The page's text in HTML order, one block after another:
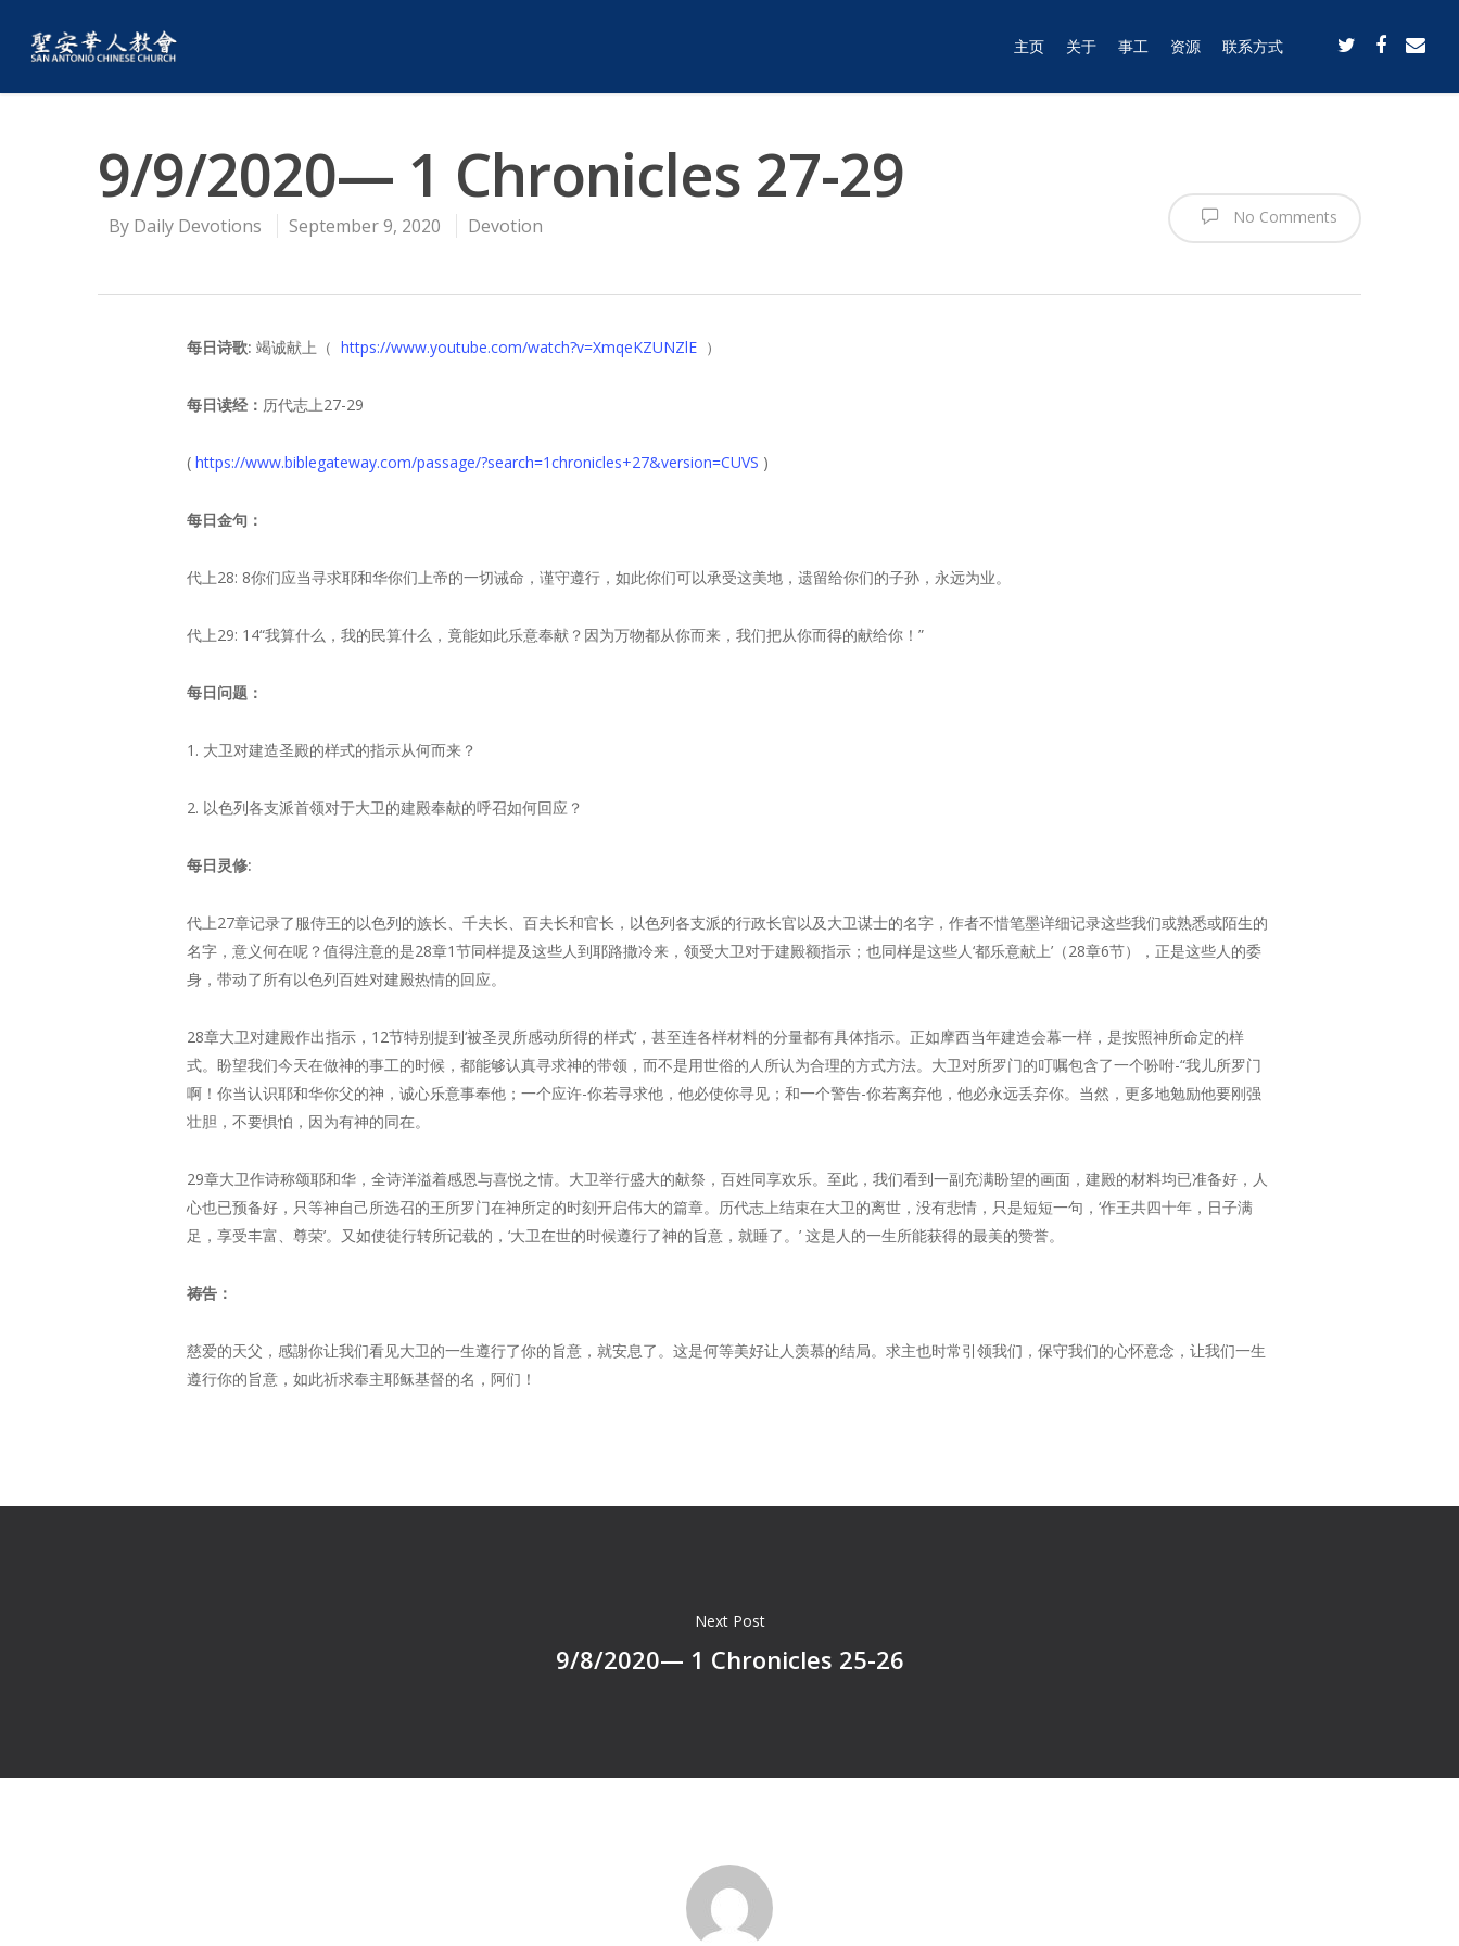
主页 关于 事工 资源 联系方式
9/9/2020— 1 Chronicles 27-29
By Daily Devotions September 9, 2020 Devotion No Comments
每日诗歌: 竭诚献上（ https://www.youtube.com/watch?v=XmqeKZUNZlE ）
每日读经： 历代志上27-29
( https://www.biblegateway.com/passage/?search=1chronicles+27&version=CUVS )
每日金句：
代上28: 8你们应当寻求耶和华你们上帝的一切诫命，谨守遵行，如此你们可以承受这美地，遗留给你们的子孙，永远为业。
代上29: 14“我算什么，我的民算什么，竟能如此乐意奉献？因为万物都从你而来，我们把从你而得的献给你！”
每日问题：
1. 大卫对建造圣殿的样式的指示从何而来？
2. 以色列各支派首领对于大卫的建殿奉献的呼召如何回应？
每日灵修:
代上27章记录了服侍王的以色列的族长、千夫长、百夫长和官长，以色列各支派的行政长官以及大卫谋士的名字，作者不惜笔墨详细记录这些我们或熟悉或陌生的
名字，意义何在呢？值得注意的是28章1节同样提及这些人到耶路撒冷来，领受大卫对于建殿额指示；也同样是这些人‘都乐意献上’（28章6节），正是这些人的委
身，带动了所有以色列百姓对建殿热情的回应。
28章大卫对建殿作出指示，12节特别提到‘被圣灵所感动所得的样式’，甚至连各样材料的分量都有具体指示。正如摩西当年建造会幕一样，是按照神所命定的样
式。盼望我们今天在做神的事工的时候，都能够认真寻求神的带领，而不是用世俗的人所认为合理的方式方法。大卫对所罗门的叮嘱包含了一个吩咐-“我儿所罗门
啊！你当认识耶和华你父的神，诚心乐意事奉他；一个应许-你若寻求他，他必使你寻见；和一个警告-你若离弃他，他必永远丢弃你。当然，更多地勉励他要刚强
壮胆，不要惧怕，因为有神的同在。
29章大卫作诗称颂耶和华，全诗洋溢着感恩与喜悦之情。大卫举行盛大的献祭，百姓同享欢乐。至此，我们看到一副充满盼望的画面，建殿的材料均已准备好，人
心也已预备好，只等神自己所选召的王所罗门在神所定的时刻开启伟大的篇章。历代志上结束在大卫的离世，没有悲情，只是短短一句，‘作王共四十年，日子满
足，享受丰富、尊荣’。又如使徒行转所记载的，‘大卫在世的时候遵行了神的旨意，就睡了。’ 这是人的一生所能获得的最美的赞誉。
祷告：
慈爱的天父，感謝你让我们看见大卫的一生遵行了你的旨意，就安息了。这是何等美好让人羡慕的结局。求主也时常引领我们，保守我们的心怀意念，让我们一生
遵行你的旨意，如此祈求奉主耶稣基督的名，阿们！
Next Post
9/8/2020— 1 Chronicles 25-26